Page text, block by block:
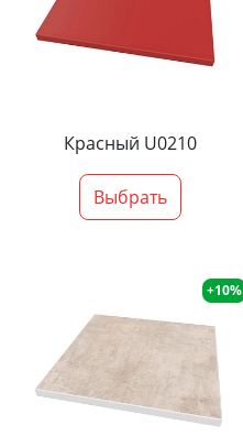
Красный U0210
Выбрать
+10%